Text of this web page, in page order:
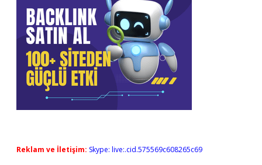
Reklam ve İletişim: Skype: live:.cid.575569c608265c69